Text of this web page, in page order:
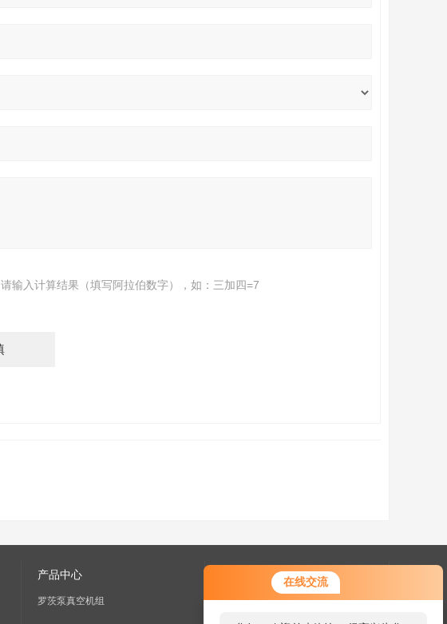
在线交流
请输入计算结果（填写阿拉伯数字），如：三加四=7
产品中心
罗茨泵真空机组 GoogleSitemap